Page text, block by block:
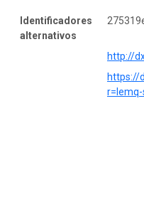
Identificadores
alternativos
http://
https://